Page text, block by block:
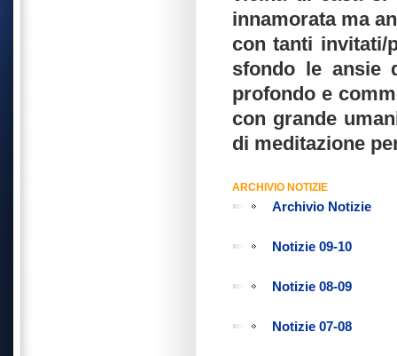
innamorata ma
con tanti invitati/
sfondo le ansie
profondo e
con grande
di meditazione
ARCHIVIO NOTIZIE
Archivio Notizie
Notizie 09-10
Notizie 08-09
Notizie 07-08